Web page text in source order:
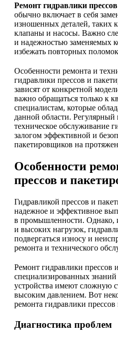
Ремонт гидравлики
обычно включает в себя
изношенных деталей, таких
клапаны и насосы. Важно
и надежностью заменяемых
избежать повторных
Особенности ремонта и
гидравлики прессов и
зависят от конкретной
важно обращаться только к
специалистам, которые
данной области.
техническое обслуживание
залогом эффективной и
пакетировщиков на
Особенности
прессов и
Гидравликой прессов и
надежное и эффективное
в промышленности. Однако,
и высоких нагрузок,
подвергаться износу и
ремонта и технического
Ремонт гидравлики прессов
специализированных знаний
устройства имеют сложную
высоким давлением. Вот
ремонта гидравлики
Диагностика проблем